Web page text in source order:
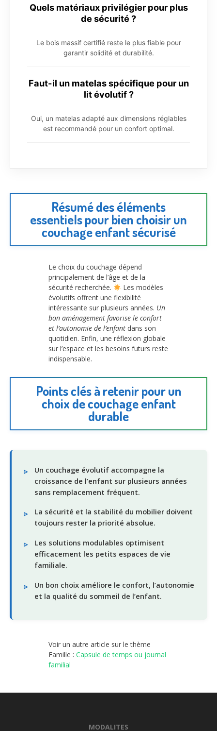
Quels matériaux privilégier pour plus
de sécurité ?
Le bois massif certifié reste le plus fiable pour
garantir solidité et durabilité.
Faut-il un matelas spécifique pour un
lit évolutif ?
Oui, un matelas adapté aux dimensions réglables
est recommandé pour un confort optimal.
Résumé des éléments
essentiels pour bien choisir un
couchage enfant sécurisé
Le choix du couchage dépend
principalement de l’âge et de la
sécurité recherchée.
Les modèles
évolutifs offrent une flexibilité
intéressante sur plusieurs années. Un
bon aménagement favorise le confort
et l’autonomie de l’enfant dans son
quotidien. Enfin, une réflexion globale
sur l’espace et les besoins futurs reste
indispensable.
Points clés à retenir pour un
choix de couchage enfant
durable
Un couchage évolutif accompagne la
croissance de l’enfant sur plusieurs années
sans remplacement fréquent.
La sécurité et la stabilité du mobilier doivent
toujours rester la priorité absolue.
Les solutions modulables optimisent
efficacement les petits espaces de vie
familiale.
Un bon choix améliore le confort, l’autonomie
et la qualité du sommeil de l’enfant.
Voir un autre article sur le thème
Famille : Capsule de temps ou journal
familial
MODALITES